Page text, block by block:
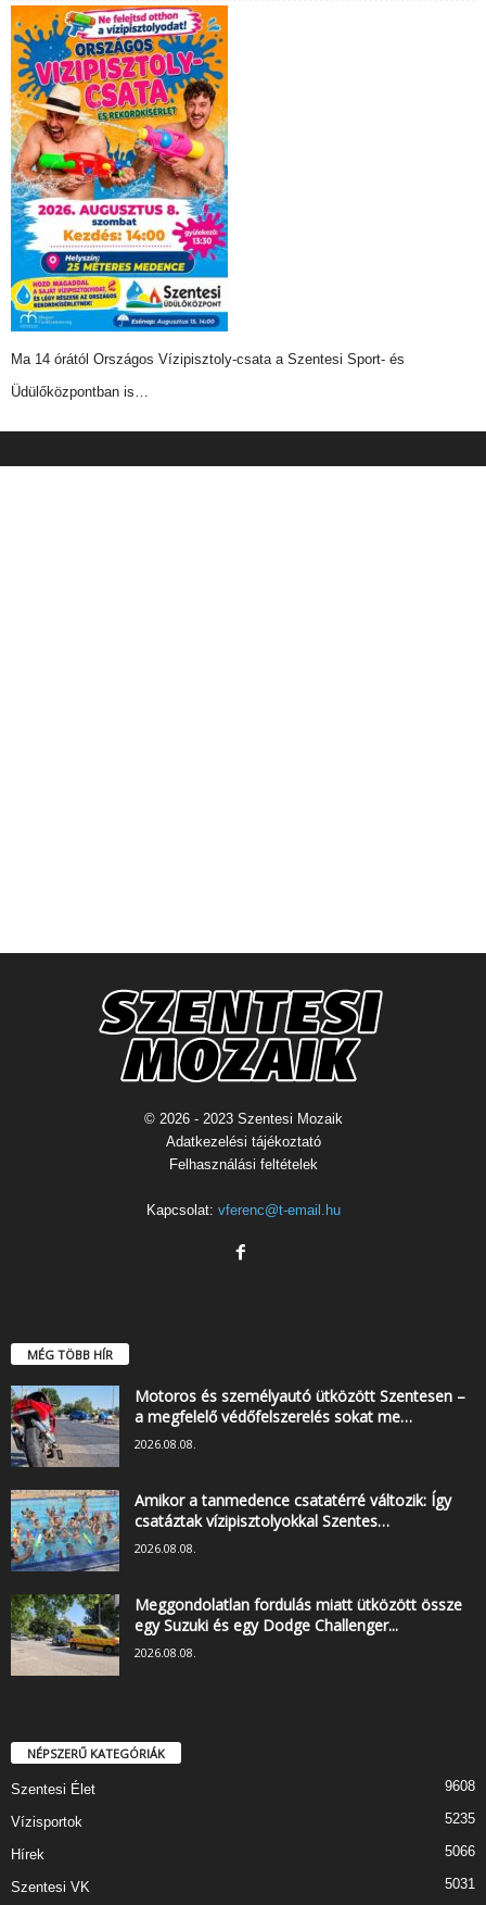
Ma 14 órától Országos Vízipisztoly-csata a Szentesi Sport- és
Üdülőközpontban is…
© 2026 - 2023 Szentesi Mozaik
Adatkezelési tájékoztató
Felhasználási feltételek
Kapcsolat: vferenc@t-email.hu
MÉG TÖBB HÍR
Motoros és személyautó ütközött Szentesen –
a megfelelő védőfelszerelés sokat me…
2026.08.08.
Amikor a tanmedence csatatérré változik: Így
csatáztak vízipisztolyokkal Szentes…
2026.08.08.
Meggondolatlan fordulás miatt ütközött össze
egy Suzuki és egy Dodge Challenger...
2026.08.08.
NÉPSZERŰ KATEGÓRIÁK
Szentesi Élet 9608
Vízisportok 5235
Hírek 5066
Szentesi VK 5031